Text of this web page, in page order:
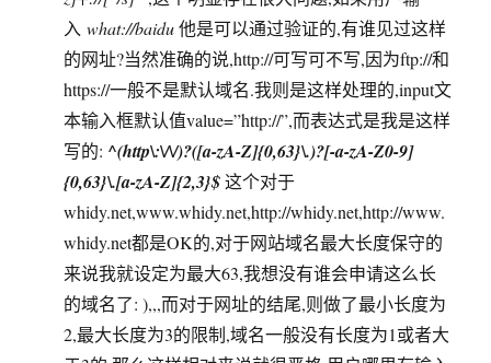
入what://baidu他是可以通过验证的,有谁见过这样
的网址?当然准确的说,http://可写可不写,因为ftp://和
https://一般不是默认域名.我则是这样处理的,input文
本输入框默认值value=”http://”,而表达式是我是这样
写的: ^(http\:\/\/)?([a-zA-Z]{0,63}\.)?[-a-zA-Z0-9]
{0,63}\.[a-zA-Z]{2,3}$这个对于
whidy.net,www.whidy.net,http://whidy.net,http://www.
whidy.net都是OK的,对于网站域名最大长度保守的
来说我就设定为最大63,我想没有谁会申请这么长
的域名了: ),,,而对于网址的结尾,则做了最小长度为
2,最大长度为3的限制,域名一般没有长度为1或者大